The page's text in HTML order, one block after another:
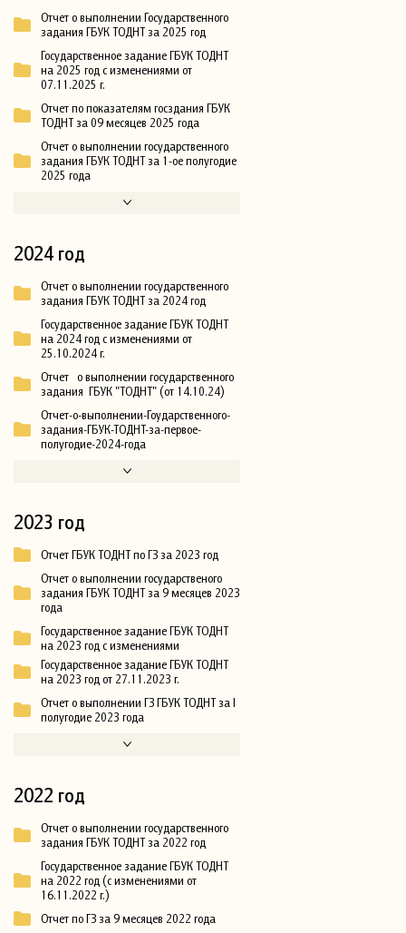
Отчет о выполнении Государственного
задания ГБУК ТОДНТ за 2025 год
Государственное задание ГБУК ТОДНТ
на 2025 год с изменениями от
07.11.2025 г.
Отчет по показателям госздания ГБУК
ТОДНТ за 09 месяцев 2025 года
Отчет о выполнении государственного
задания ГБУК ТОДНТ за 1-ое полугодие
2025 года
2024 год
Отчет о выполнении государственного
задания ГБУК ТОДНТ за 2024 год
Государственное задание ГБУК ТОДНТ
на 2024 год с изменениями от
25.10.2024 г.
Отчет о выполнении государственного
задания ГБУК "ТОДНТ" (от 14.10.24)
Отчет-о-выполнении-Гоударственного-
задания-ГБУК-ТОДНТ-за-первое-
полугодие-2024-года
2023 год
Отчет ГБУК ТОДНТ по ГЗ за 2023 год
Отчет о выполнении государственого
задания ГБУК ТОДНТ за 9 месяцев 2023
года
Государственное задание ГБУК ТОДНТ
на 2023 год с изменениями
Государственное задание ГБУК ТОДНТ
на 2023 год от 27.11.2023 г.
Отчет о выполнении ГЗ ГБУК ТОДНТ за I
полугодие 2023 года
2022 год
Отчет о выполнении государственного
задания ГБУК ТОДНТ за 2022 год
Государственное задание ГБУК ТОДНТ
на 2022 год (с изменениями от
16.11.2022 г.)
Отчет по ГЗ за 9 месяцев 2022 года